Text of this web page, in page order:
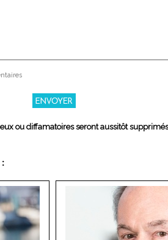
ou diffamatoires seront aussitôt